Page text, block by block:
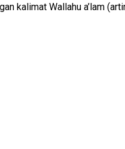
Wallahu a’lam